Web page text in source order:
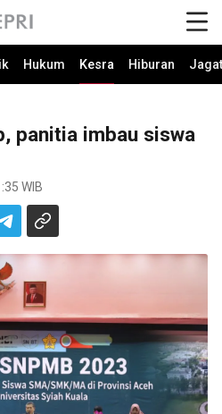
Hukum Kesra Hiburan Jagat
panitia imbau siswa
WIB